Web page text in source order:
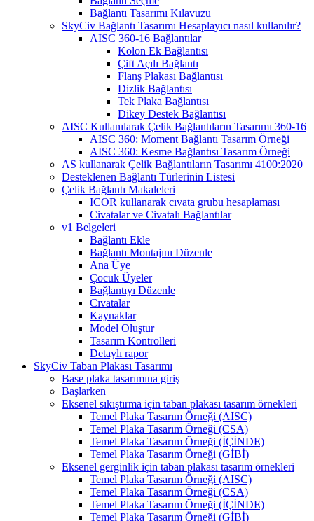
Bağlantı Tasarımı Kılavuzu
SkyCiv Bağlantı Tasarımı Hesaplayıcı nasıl kullanılır?
AISC 360-16 Bağlantılar
Kolon Ek Bağlantısı
Çift Açılı Bağlantı
Flanş Plakası Bağlantısı
Dizlik Bağlantısı
Tek Plaka Bağlantısı
Dikey Destek Bağlantısı
AISC Kullanılarak Çelik Bağlantıların Tasarımı 360-16
AISC 360: Moment Bağlantı Tasarım Örneği
AISC 360: Kesme Bağlantısı Tasarım Örneği
AS kullanarak Çelik Bağlantıların Tasarımı 4100:2020
Desteklenen Bağlantı Türlerinin Listesi
Çelik Bağlantı Makaleleri
ICOR kullanarak cıvata grubu hesaplaması
Civatalar ve Civatalı Bağlantılar
v1 Belgeleri
Bağlantı Ekle
Bağlantı Montajını Düzenle
Ana Üye
Çocuk Üyeler
Bağlantıyı Düzenle
Cıvatalar
Kaynaklar
Model Oluştur
Tasarım Kontrolleri
Detaylı rapor
SkyCiv Taban Plakası Tasarımı
Base plaka tasarımına giriş
Başlarken
Eksenel sıkıştırma için taban plakası tasarım örnekleri
Temel Plaka Tasarım Örneği (AISC)
Temel Plaka Tasarım Örneği (CSA)
Temel Plaka Tasarım Örneği (İÇİNDE)
Temel Plaka Tasarım Örneği (GİBİ)
Eksenel gerginlik için taban plakası tasarım örnekleri
Temel Plaka Tasarım Örneği (AISC)
Temel Plaka Tasarım Örneği (CSA)
Temel Plaka Tasarım Örneği (İÇİNDE)
Temel Plaka Tasarım Örneği (GİBİ)